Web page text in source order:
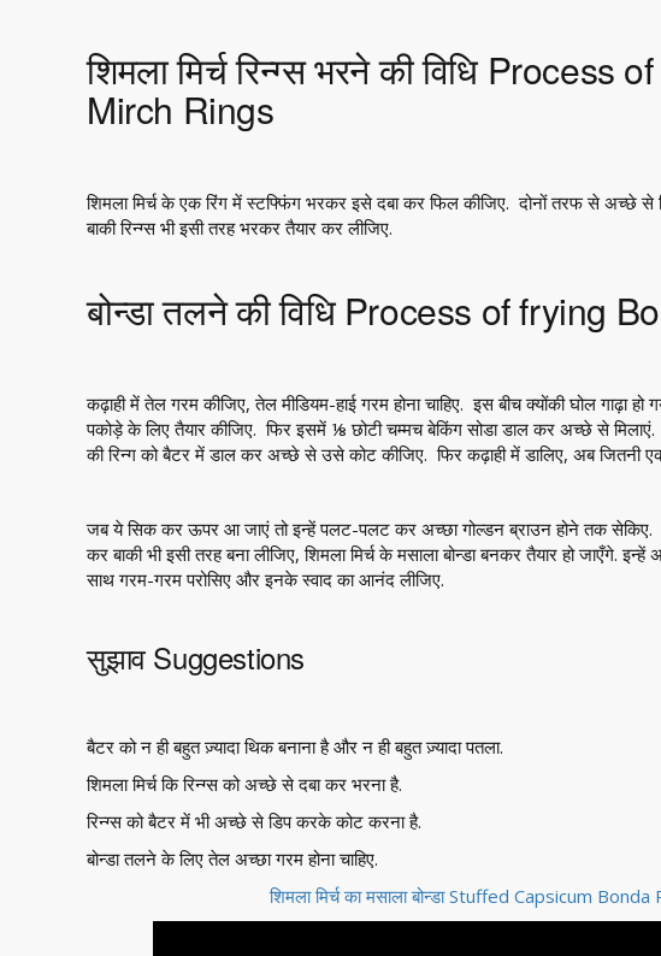
शिमला मिर्च रिन्ग्स भरने की विधि Process
Mirch Rings
शिमला मिर्च के एक रिंग में स्टफ्फिंग भरकर इसे दबा कर फिल कीजिए. दोनों तरफ से अच्छे से
बाकी रिन्ग्स भी इसी तरह भरकर तैयार कर लीजिए.
बोन्डा तलने की विधि Process of frying
कढ़ाही में तेल गरम कीजिए, तेल मीडियम-हाई गरम होना चाहिए. इस बीच क्योंकी घोल गाढ़ा हो
पकोड़े के लिए तैयार कीजिए. फिर इसमें ⅛ छोटी चम्मच बेकिंग सोडा डाल कर अच्छे से
की रिन्ग को बैटर में डाल कर अच्छे से उसे कोट कीजिए. फिर कढ़ाही में डालिए, अब जितनी
जब ये सिक कर ऊपर आ जाएं तो इन्हें पलट-पलट कर अच्छा गोल्डन ब्राउन होने तक
कर बाकी भी इसी तरह बना लीजिए, शिमला मिर्च के मसाला बोन्डा बनकर तैयार हो जाएँगे.
साथ गरम-गरम परोसिए और इनके स्वाद का आनंद लीजिए.
सुझाव Suggestions
बैटर को न ही बहुत ज़्यादा थिक बनाना है और न ही बहुत ज़्यादा पतला.
शिमला मिर्च कि रिन्ग्स को अच्छे से दबा कर भरना है.
रिन्ग्स को बैटर में भी अच्छे से डिप करके कोट करना है.
बोन्डा तलने के लिए तेल अच्छा गरम होना चाहिए.
शिमला मिर्च का मसाला बोन्डा Stuffed Capsicum Bonda